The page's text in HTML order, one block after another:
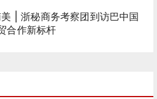
| 浙秘商务考察团到访巴中国
合作新标杆